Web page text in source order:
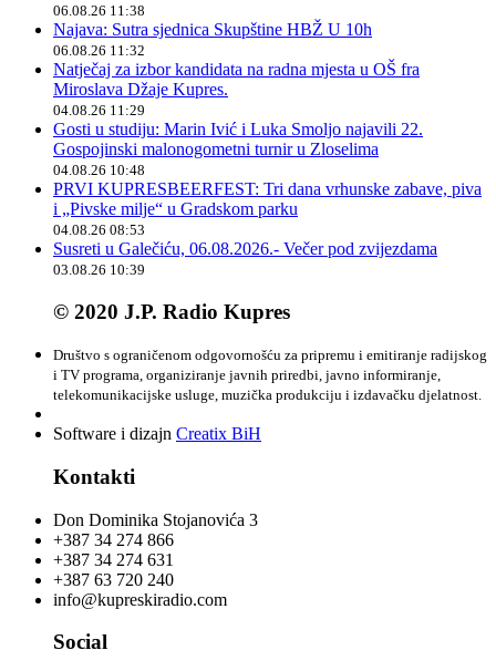
06.08.26 11:38
Najava: Sutra sjednica Skupštine HBŽ U 10h
06.08.26 11:32
Natječaj za izbor kandidata na radna mjesta u OŠ fra
Miroslava Džaje Kupres.
04.08.26 11:29
Gosti u studiju: Marin Ivić i Luka Smoljo najavili 22.
Gospojinski malonogometni turnir u Zloselima
04.08.26 10:48
PRVI KUPRESBEERFEST: Tri dana vrhunske zabave, piva
i „Pivske milje“ u Gradskom parku
04.08.26 08:53
Susreti u Galečiću, 06.08.2026.- Večer pod zvijezdama
03.08.26 10:39
© 2020 J.P. Radio Kupres
Društvo s ograničenom odgovornošću za pripremu i emitiranje radijskog
i TV programa, organiziranje javnih priredbi, javno informiranje,
telekomunikacijske usluge, muzička produkciju i izdavačku djelatnost.
Software i dizajn Creatix BiH
Kontakti
Don Dominika Stojanovića 3
+387 34 274 866
+387 34 274 631
+387 63 720 240
info@kupreskiradio.com
Social